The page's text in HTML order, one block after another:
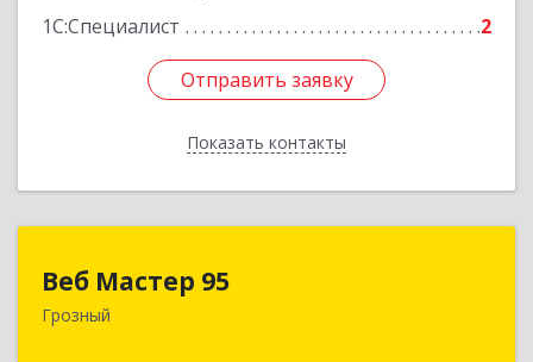
1С:Специалист
2
Отправить заявку
Показать контакты
Отправить заявку
Назад
Веб Мастер 95
Грозный